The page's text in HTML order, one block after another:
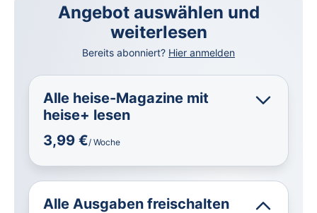
Angebot auswählen und
weiterlesen
Bereits abonniert? Hier anmelden
Alle heise-Magazine mit
heise+ lesen
3,99 €/ Woche
Alle Ausgaben freischalten